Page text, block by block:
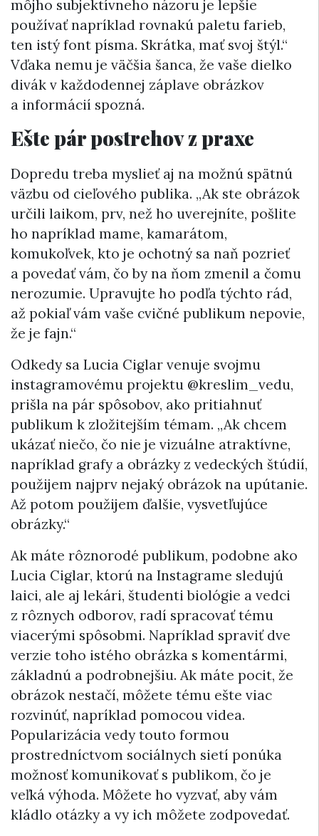
môjho subjektívneho názoru je lepšie
používať napríklad rovnakú paletu farieb,
ten istý font písma. Skrátka, mať svoj štýl.“
Vďaka nemu je väčšia šanca, že vaše dielko
divák v každodennej záplave obrázkov
a informácií spozná.
Ešte pár postrehov z praxe
Dopredu treba myslieť aj na možnú spätnú
väzbu od cieľového publika. „Ak ste obrázok
určili laikom, prv, než ho uverejníte, pošlite
ho napríklad mame, kamarátom,
komukoľvek, kto je ochotný sa naň pozrieť
a povedať vám, čo by na ňom zmenil a čomu
nerozumie. Upravujte ho podľa týchto rád,
až pokiaľ vám vaše cvičné publikum nepovie,
že je fajn.“
Odkedy sa Lucia Ciglar venuje svojmu
instagramovému projektu @kreslim_vedu,
prišla na pár spôsobov, ako pritiahnuť
publikum k zložitejším témam. „Ak chcem
ukázať niečo, čo nie je vizuálne atraktívne,
napríklad grafy a obrázky z vedeckých štúdií,
použijem najprv nejaký obrázok na upútanie.
Až potom použijem ďalšie, vysvetľujúce
obrázky.“
Ak máte rôznorodé publikum, podobne ako
Lucia Ciglar, ktorú na Instagrame sledujú
laici, ale aj lekári, študenti biológie a vedci
z rôznych odborov, radí spracovať tému
viacerými spôsobmi. Napríklad spraviť dve
verzie toho istého obrázka s komentármi,
základnú a podrobnejšiu. Ak máte pocit, že
obrázok nestačí, môžete tému ešte viac
rozvinúť, napríklad pomocou videa.
Popularizácia vedy touto formou
prostredníctvom sociálnych sietí ponúka
možnosť komunikovať s publikom, čo je
veľká výhoda. Môžete ho vyzvať, aby vám
kládlo otázky a vy ich môžete zodpovedať.